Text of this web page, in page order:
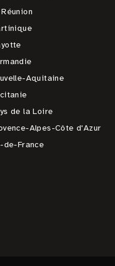
Aquitaine
de la Loire
Alpes-Côte d'Azur
de-France